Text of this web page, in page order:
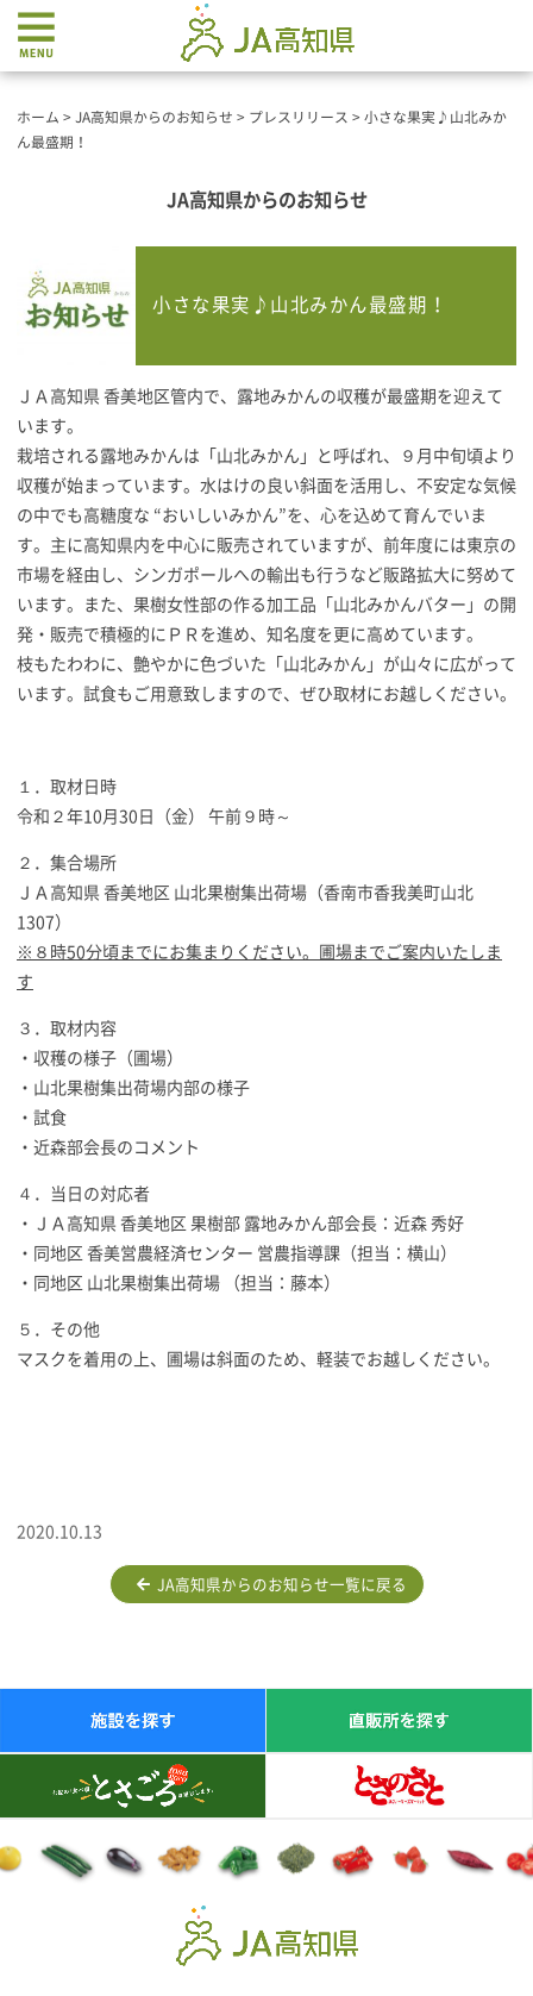
ホーム > JA高知県からのお知らせ > プレスリリース > 小さな果実♪山北みか
ん最盛期！
JA高知県からのお知らせ
小さな果実♪山北みかん最盛期！
ＪＡ高知県 香美地区管内で、露地みかんの収穫が最盛期を迎えて
います。
栽培される露地みかんは「山北みかん」と呼ばれ、９月中旬頃より
収穫が始まっています。水はけの良い斜面を活用し、不安定な気候
の中でも高糖度な “おいしいみかん”を、心を込めて育んでいま
す。主に高知県内を中心に販売されていますが、前年度には東京の
市場を経由し、シンガポールへの輸出も行うなど販路拡大に努めて
います。また、果樹女性部の作る加工品「山北みかんバター」の開
発・販売で積極的にＰＲを進め、知名度を更に高めています。
枝もたわわに、艶やかに色づいた「山北みかん」が山々に広がって
います。試食もご用意致しますので、ぜひ取材にお越しください。
１．取材日時
令和２年10月30日（金） 午前９時～
２．集合場所
ＪＡ高知県 香美地区 山北果樹集出荷場（香南市香我美町山北
1307）
※８時50分頃までにお集まりください。圃場までご案内いたしま
す
３．取材内容
・収穫の様子（圃場）
・山北果樹集出荷場内部の様子
・試食
・近森部会長のコメント
４．当日の対応者
・ＪＡ高知県 香美地区 果樹部 露地みかん部会長：近森 秀好
・同地区 香美営農経済センター 営農指導課（担当：横山）
・同地区 山北果樹集出荷場 （担当：藤本）
５．その他
マスクを着用の上、圃場は斜面のため、軽装でお越しください。
2020.10.13
JA高知県からのお知らせ一覧に戻る